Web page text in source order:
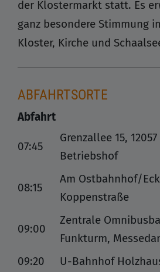
der Klostermarkt statt. Es
ganz besondere Stimmung
Kloster, Kirche und
ABFAHRTSORTE
Abfahrt
07:45
Grenzallee 15,
Betriebshof
08:15
Am Ostbahnhof/
Koppenstraße
09:00
Zentrale
Funkturm,
09:20
U-Bahnhof